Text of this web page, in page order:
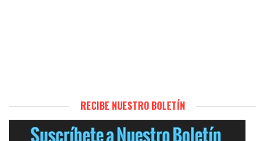
RECIBE NUESTRO BOLETÍN